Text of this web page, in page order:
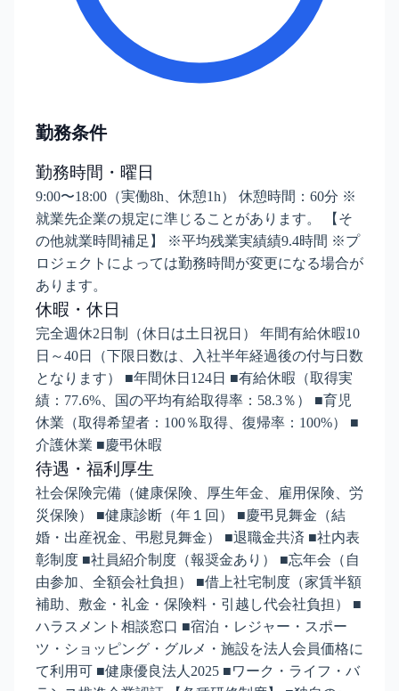
勤務条件
勤務時間・曜日
9:00〜18:00（実働8h、休憩1h） 休憩時間：60分 ※
就業先企業の規定に準じることがあります。 【そ
の他就業時間補足】 ※平均残業実績績9.4時間 ※プ
ロジェクトによっては勤務時間が変更になる場合が
あります。
休暇・休日
完全週休2日制（休日は土日祝日） 年間有給休暇10
日～40日（下限日数は、入社半年経過後の付与日数
となります） ■年間休⽇124⽇ ■有給休暇（取得実
績：77.6%、国の平均有給取得率：58.3％） ■育児
休業（取得希望者：100％取得、復帰率：100%） ■
介護休業 ■慶弔休暇
待遇・福利厚生
社会保険完備（健康保険、厚生年金、雇用保険、労
災保険） ■健康診断（年１回） ■慶弔⾒舞⾦（結
婚・出産祝⾦、弔慰⾒舞⾦） ■退職金共済 ■社内表
彰制度 ■社員紹介制度（報奨金あり） ■忘年会（自
由参加、全額会社負担） ■借上社宅制度（家賃半額
補助、敷金・礼金・保険料・引越し代会社負担） ■
ハラスメント相談窓口 ■宿泊・レジャー・スポー
ツ・ショッピング・グルメ・施設を法人会員価格に
て利用可 ■健康優良法人2025 ■ワーク・ライフ・バ